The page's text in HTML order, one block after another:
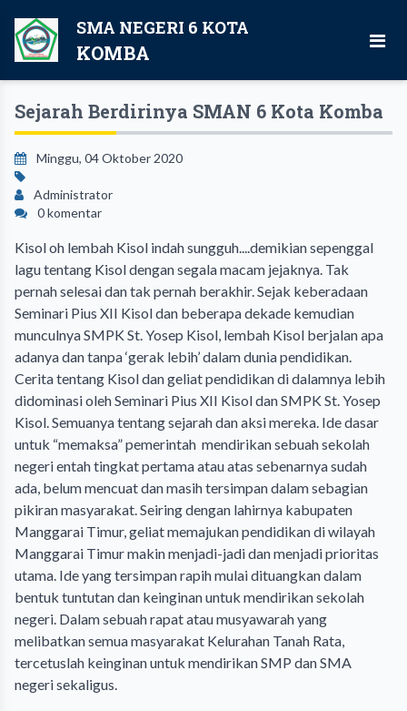
SMA NEGERI 6 KOTA
KOMBA
Sejarah Berdirinya SMAN 6 Kota Komba
Minggu, 04 Oktober 2020
Administrator
0 komentar
Kisol oh lembah Kisol indah sungguh....demikian sepenggal
lagu tentang Kisol dengan segala macam jejaknya. Tak
pernah selesai dan tak pernah berakhir. Sejak keberadaan
Seminari Pius XII Kisol dan beberapa dekade kemudian
munculnya SMPK St. Yosep Kisol, lembah Kisol berjalan apa
adanya dan tanpa ‘gerak lebih’ dalam dunia pendidikan.
Cerita tentang Kisol dan geliat pendidikan di dalamnya lebih
didominasi oleh Seminari Pius XII Kisol dan SMPK St. Yosep
Kisol. Semuanya tentang sejarah dan aksi mereka. Ide dasar
untuk “memaksa” pemerintah mendirikan sebuah sekolah
negeri entah tingkat pertama atau atas sebenarnya sudah
ada, belum mencuat dan masih tersimpan dalam sebagian
pikiran masyarakat. Seiring dengan lahirnya kabupaten
Manggarai Timur, geliat memajukan pendidikan di wilayah
Manggarai Timur makin menjadi-jadi dan menjadi prioritas
utama. Ide yang tersimpan rapih mulai dituangkan dalam
bentuk tuntutan dan keinginan untuk mendirikan sekolah
negeri. Dalam sebuah rapat atau musyawarah yang
melibatkan semua masyarakat Kelurahan Tanah Rata,
tercetuslah keinginan untuk mendirikan SMP dan SMA
negeri sekaligus.